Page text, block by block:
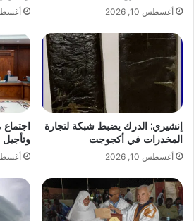
أغسطس 10, 2026 أغسطس
إنشيري: الدرك يضبط شبكة لتجارة
المخدرات في أكجوجت
أغسطس 10, 2026 أغسطس 9,